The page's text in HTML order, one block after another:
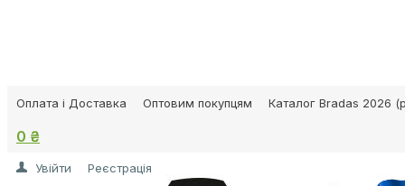
Оплата і Доставка Оптовим покупцям Каталог Bradas 2026
0 ₴
Увійти Реєстрація